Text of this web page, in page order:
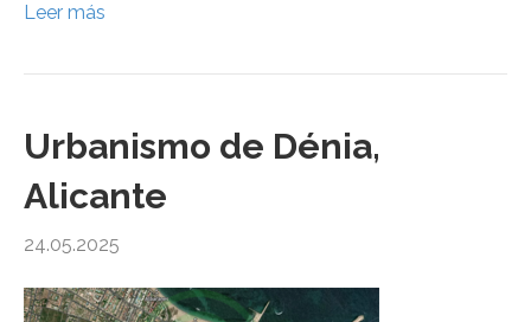
Leer más
Urbanismo de Dénia,
Alicante
24.05.2025